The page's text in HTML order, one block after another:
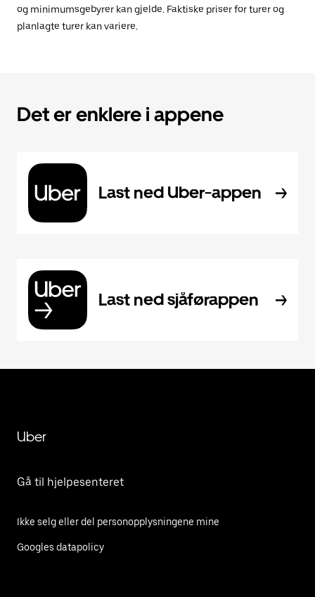
og minimumsgebyrer kan gjelde. Faktiske priser for turer og
planlagte turer kan variere.
Det er enklere i appene
Last ned Uber-appen
Last ned sjåførappen
Uber
Gå til hjelpesenteret
Ikke selg eller del personopplysningene mine
Googles datapolicy